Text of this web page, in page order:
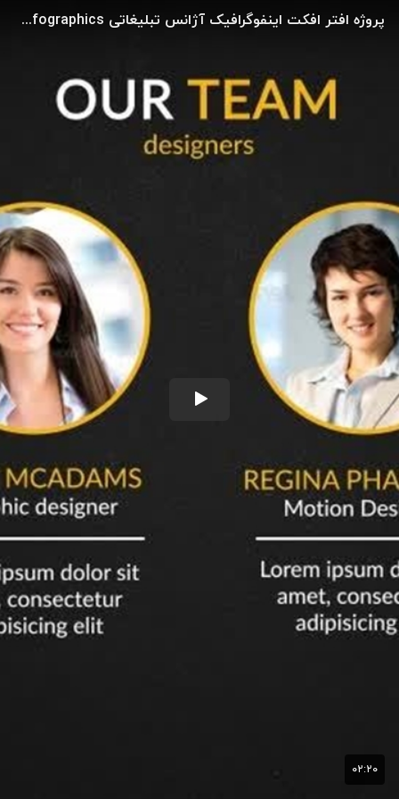
پروژه افتر افکت اینفوگرافیک آژانس تبلیغاتی Advertising Agency Infographics
۰۲:۲۰